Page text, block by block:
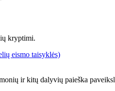
kryptimi.
eismo taisyklės)
ir kitų dalyvių paieška